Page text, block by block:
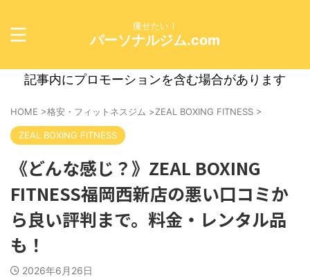
痩せたい！
パーソナルジム.com
記事内にプロモーションを含む場合があります
HOME >格安・フィットネスジム >ZEAL BOXING FITNESS >
ZEAL BOXING FITNESS
《どんな感じ？》ZEAL BOXING
FITNESS福岡西新店の悪い口コミか
ら良い評判まで。料金・レンタル品
も！
2026年6月26日